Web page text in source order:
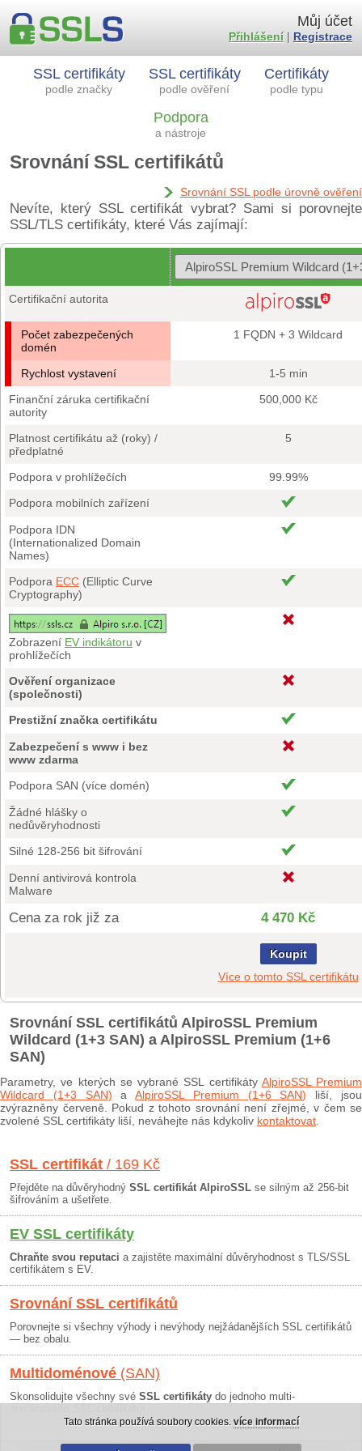
SSL certifikáty
podle značky
SSL certifikáty
podle ověření
Certifikáty
podle typu
Podpora
a nástroje
Můj účet
Přihlášení| Registrace
Srovnání SSL certifikátů
Srovnání SSL podle úrovně ověření
Nevíte, který SSL certifikát vybrat? Sami si porovnejte
SSL/TLS certifikáty, které Vás zajímají:
Certifikační autorita
Počet zabezpečených
domén
1 FQDN + 3 Wildcard
Rychlost vystavení
1-5 min
Finanční záruka certifikační
autority
500,000 Kč
Platnost certifikátu až (roky) /
předplatné
5
Podpora v prohlížečích
99.99%
Podpora mobilních zařízení
Podpora IDN
(Internationalized Domain
Names)
Podpora ECC (Elliptic Curve
Cryptography)
Zobrazení EV indikátoru v
prohlížečích
Ověření organizace
(společnosti)
Prestižní značka certifikátu
Zabezpečení s www i bez
www zdarma
Podpora SAN (více domén)
Žádné hlášky o
nedůvěryhodnosti
Silné 128-256 bit šifrování
Denní antivirová kontrola
Malware
Cena za rok již za 4 470 Kč
Koupit
Více o tomto SSL certifikátu
Srovnání SSL certifikátů AlpiroSSL Premium
Wildcard (1+3 SAN) a AlpiroSSL Premium (1+6
SAN)
Parametry, ve kterých se vybrané SSL certifikáty AlpiroSSL Premium
Wildcard (1+3 SAN) aAlpiroSSL Premium (1+6 SAN) liší, jsou
zvýrazněny červeně. Pokud z tohoto srovnání není zřejmé, v čem se
zvolené SSL certifikáty liší, neváhejte nás kdykoliv kontaktovat
SSL certifikát / 169 Kč
Přejděte na důvěryhodný SSL certifikát AlpiroSSL se silným až 256-bit
šifrováním a ušetřete.
EV SSL certifikáty
Chraňte svou reputaci a zajistěte maximální důvěryhodnost s TLS/SSL
certifikátem s EV.
Srovnání SSL certifikátů
Porovnejte si všechny výhody i nevýhody nejžádanějších SSL certifikátů
— bez obalu.
Multidoménové (SAN)
Skonsolidujte všechny své SSL certifikáty do jednoho multi-
Tato stránka používá soubory cookies. více informací